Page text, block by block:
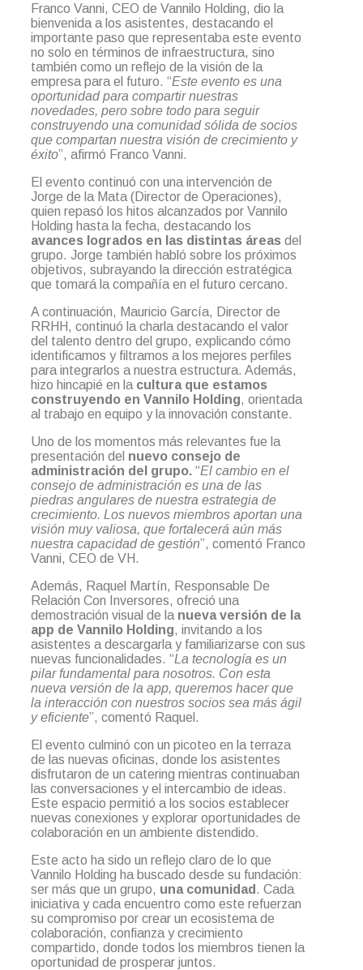
Franco Vanni, CEO de Vannilo Holding, dio la
bienvenida a los asistentes, destacando el
importante paso que representaba este evento
no solo en términos de infraestructura, sino
también como un reflejo de la visión de la
empresa para el futuro. “Este evento es una
oportunidad para compartir nuestras
novedades, pero sobre todo para seguir
construyendo una comunidad sólida de socios
que compartan nuestra visión de crecimiento y
éxito”, afirmó Franco Vanni.
El evento continuó con una intervención de
Jorge de la Mata (Director de Operaciones),
quien repasó los hitos alcanzados por Vannilo
Holding hasta la fecha, destacando los
avances logrados en las distintas áreas del
grupo. Jorge también habló sobre los próximos
objetivos, subrayando la dirección estratégica
que tomará la compañía en el futuro cercano.
A continuación, Mauricio García, Director de
RRHH, continuó la charla destacando el valor
del talento dentro del grupo, explicando cómo
identificamos y filtramos a los mejores perfiles
para integrarlos a nuestra estructura. Además,
hizo hincapié en la cultura que estamos
construyendo en Vannilo Holding, orientada
al trabajo en equipo y la innovación constante.
Uno de los momentos más relevantes fue la
presentación del nuevo consejo de
administración del grupo. “El cambio en el
consejo de administración es una de las
piedras angulares de nuestra estrategia de
crecimiento. Los nuevos miembros aportan una
visión muy valiosa, que fortalecerá aún más
nuestra capacidad de gestión”, comentó Franco
Vanni, CEO de VH.
Además, Raquel Martín, Responsable De
Relación Con Inversores, ofreció una
demostración visual de la nueva versión de la
app de Vannilo Holding, invitando a los
asistentes a descargarla y familiarizarse con sus
nuevas funcionalidades. “La tecnología es un
pilar fundamental para nosotros. Con esta
nueva versión de la app, queremos hacer que
la interacción con nuestros socios sea más ágil
y eficiente”, comentó Raquel.
El evento culminó con un picoteo en la terraza
de las nuevas oficinas, donde los asistentes
disfrutaron de un catering mientras continuaban
las conversaciones y el intercambio de ideas.
Este espacio permitió a los socios establecer
nuevas conexiones y explorar oportunidades de
colaboración en un ambiente distendido.
Este acto ha sido un reflejo claro de lo que
Vannilo Holding ha buscado desde su fundación:
ser más que un grupo, una comunidad . Cada
iniciativa y cada encuentro como este refuerzan
su compromiso por crear un ecosistema de
colaboración, confianza y crecimiento
compartido, donde todos los miembros tienen la
oportunidad de prosperar juntos.